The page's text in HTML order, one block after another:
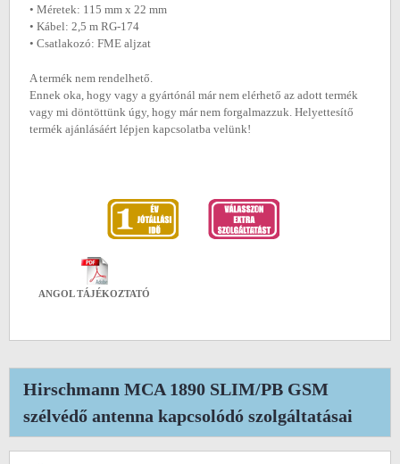
• Méretek: 115 mm x 22 mm
• Kábel: 2,5 m RG-174
• Csatlakozó: FME aljzat
A termék nem rendelhető.
Ennek oka, hogy vagy a gyártónál már nem elérhető az adott termék
vagy mi döntöttünk úgy, hogy már nem forgalmazzuk. Helyettesítő
termék ajánlásáért lépjen kapcsolatba velünk!
ANGOL TÁJÉKOZTATÓ
Hirschmann MCA 1890 SLIM/PB GSM
szélvédő antenna kapcsolódó szolgáltatásai